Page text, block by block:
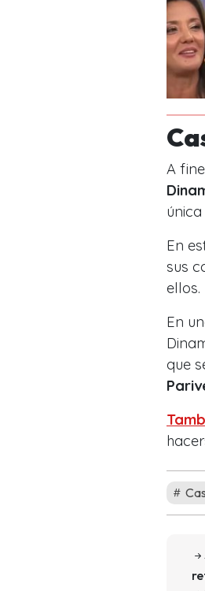
A
En
sus
ellos.
En
que